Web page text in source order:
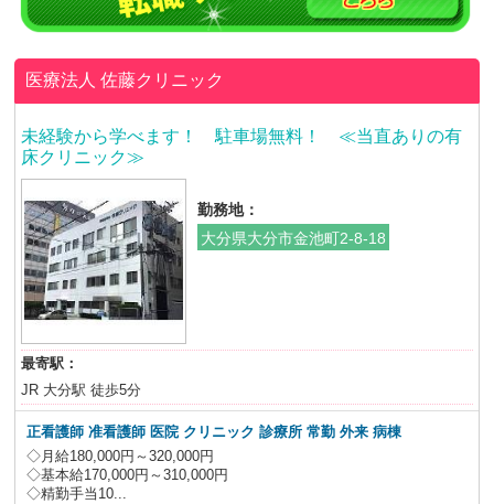
医療法人佐藤クリニック
未経験から学べます！ 駐車場無料！ ≪当直ありの有
床クリニック≫
勤務地：
大分県大分市金池町2-8-18
最寄駅：
JR 大分駅 徒歩5分
正看護師 准看護師 医院 クリニック 診療所 常勤 外来 病棟
◇月給180,000円～320,000円
◇基本給170,000円～310,000円
◇精勤手当10...